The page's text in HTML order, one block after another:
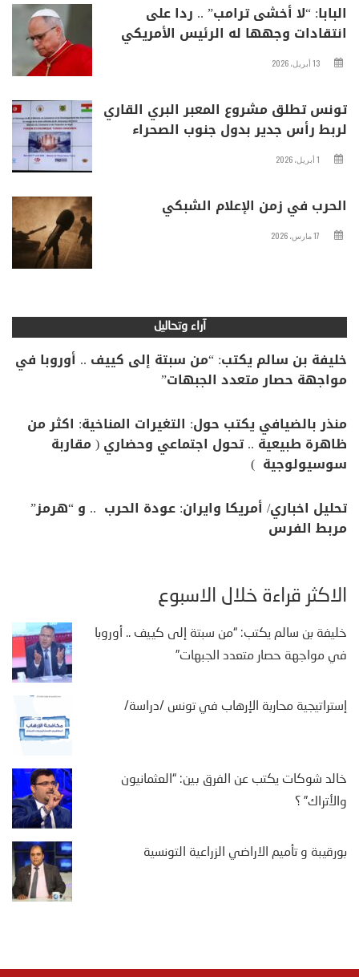
البابا: “لا أخشى ترامب” .. ردا على
انتقادات وجهها له الرئيس الأمريكي
13 أبريل، 2026
تونس تطلق مشروع المعبر البري القاري
لربط رأس جدير بدول جنوب الصحراء
1 أبريل، 2026
الحرب في زمن الإعلام الشبكي
17 مارس، 2026
آراء وتحاليل
خليفة بن سالم يكتب: “من سبتة إلى كييف .. أوروبا في
مواجهة حصار متعدد الجبهات”
منذر بالضيافي يكتب حول: التغيرات المناخية: اكثر من
ظاهرة طبيعية .. تحول اجتماعي وحضاري ( مقاربة
سوسيولوجية )
تحليل اخباري/ أمريكا وايران: عودة الحرب .. و “هرمز”
مربط الفرس
الأكثر قراءة خلال الأسبوع
خليفة بن سالم يكتب: “من سبتة إلى كييف .. أوروبا
في مواجهة حصار متعدد الجبهات”
إستراتيجية محاربة الإرهاب في تونس /دراسة/
خالد شوكات يكتب عن الفرق بين: “العثمانيون
والأتراك” ؟
بورقيبة و تأميم الاراضي الزراعية التونسية